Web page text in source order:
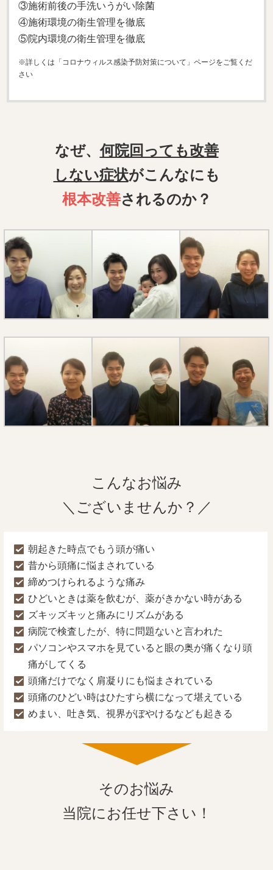
③施術前後の手洗いうがい除菌
④施術環境の衛生管理を徹底
⑤院内環境の衛生管理を徹底
※詳しくは「コロナウィルス感染予防対策について」ページをご覧くだ
さい
なぜ、何院回っても改善
しない症状がこんなにも
根本改善されるのか？
こんなお悩み
＼ございませんか？／
朝起きた時点でもう頭が痛い
昔から頭痛に悩まされている
締めつけられるような痛み
ひどいときは薬を飲むが、薬がきかない時がある
ズキッズキッと痛みにリズムがある
病院で検査したが、特に問題ないと言われた
パソコンやスマホを見ていると眼の奥が痛くなり頭
痛がしてくる
頭痛だけでなく肩凝りにも悩まされている
頭痛のひどい時はひたすら横になって堪えている
めまい、吐き気、視界がぼやけるなども起きる
そのお悩み
当院にお任せ下さい！